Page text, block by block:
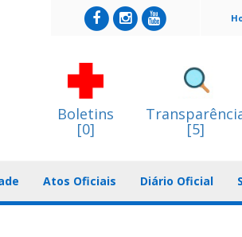
Boletins
[0] [5]
Atos Oficiais Diário Oficial